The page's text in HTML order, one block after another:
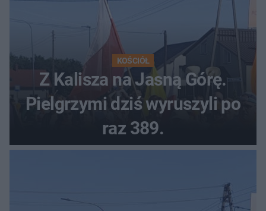
KOŚCIÓŁ
Z Kalisza na Jasną Górę.
Pielgrzymi dziś wyruszyli po
raz 389.